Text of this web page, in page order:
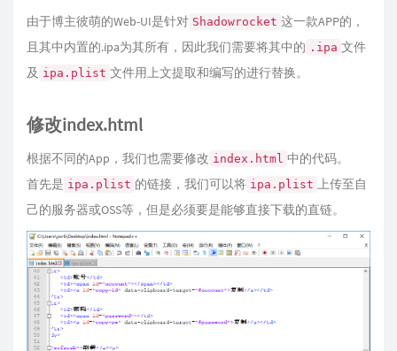
由于博主彼萌的Web-UI是针对 Shadowrocket 这一款APP的，
且其中内置的.ipa为其所有，因此我们需要将其中的 .ipa 文件
及 ipa.plist 文件用上文提取和编写的进行替换。
修改index.html
根据不同的App，我们也需要修改 index.html 中的代码。
首先是 ipa.plist 的链接，我们可以将 ipa.plist 上传至自
己的服务器或OSS等，但是必须要是能够直接下载的直链。